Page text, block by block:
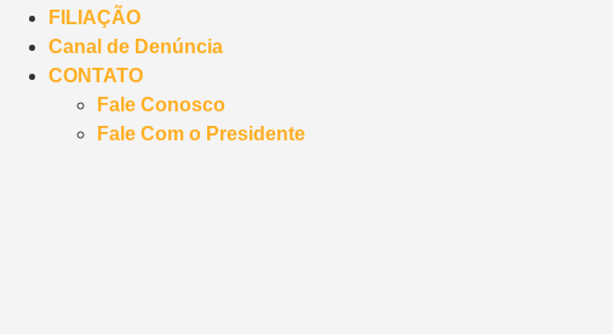
FILIAÇÃO
Canal de Denúncia
CONTATO
Fale Conosco
Fale Com o Presidente